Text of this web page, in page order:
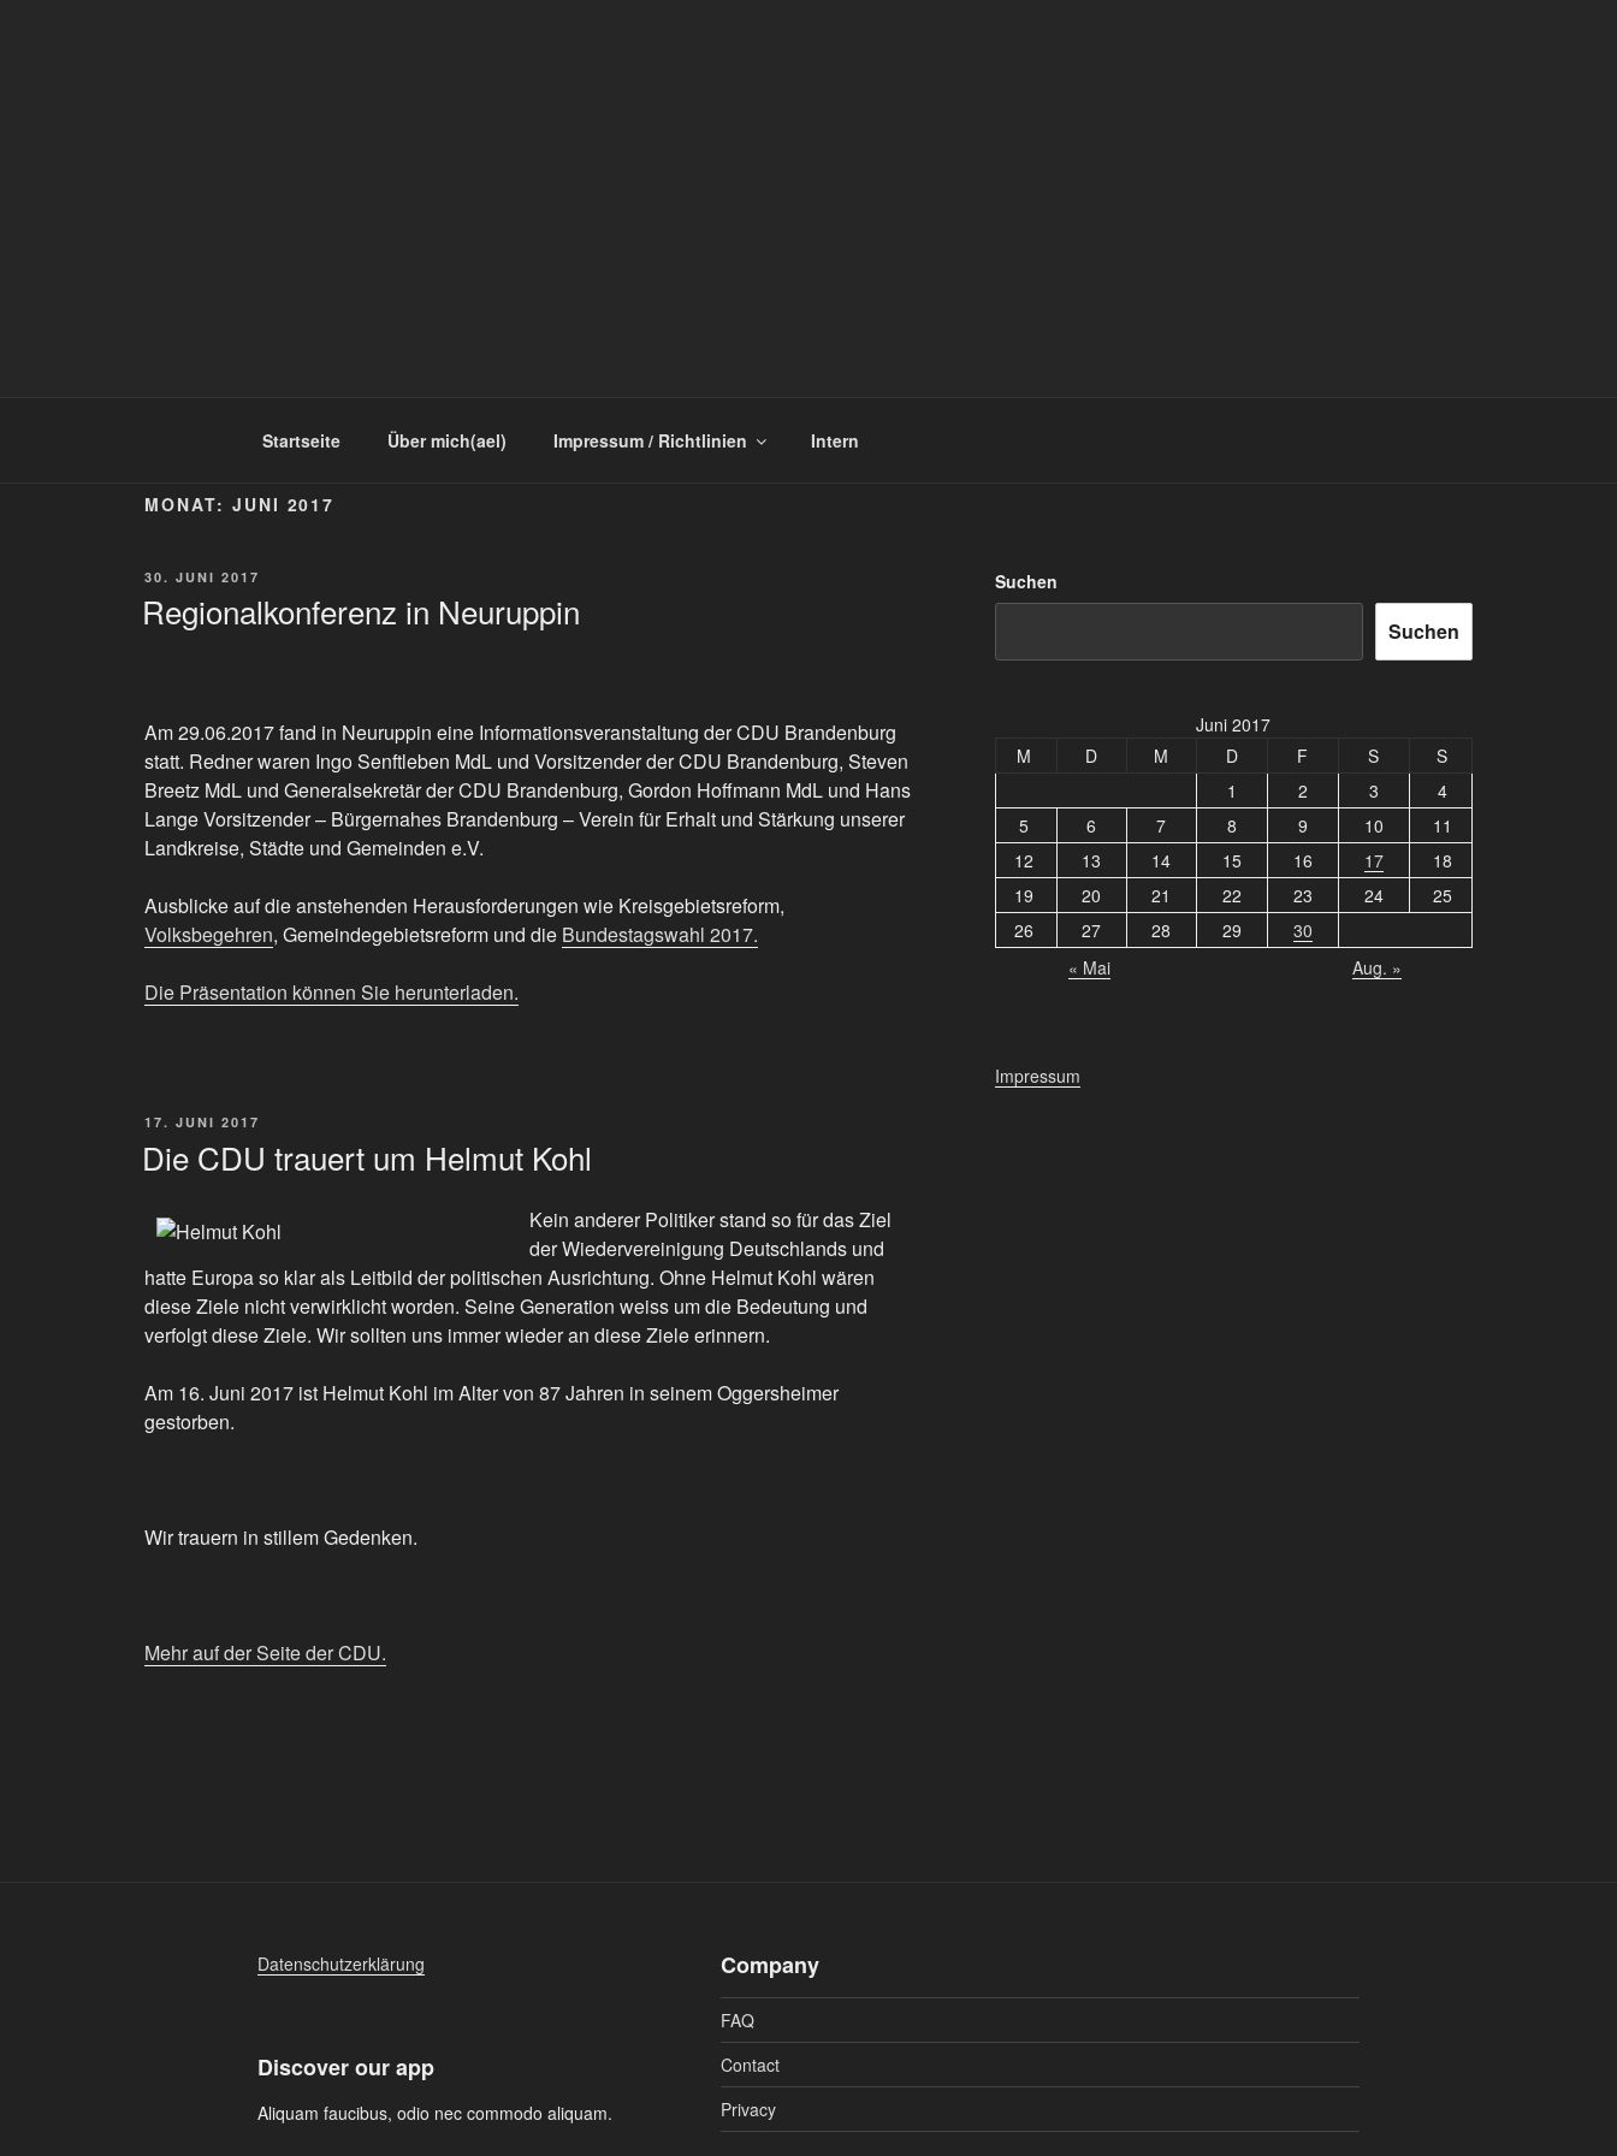
Startseite Über mich(ael) Impressum / Richtlinien Intern
MONAT: JUNI 2017
VERÖFFENTLICHT
30. JUNI 2017
Regionalkonferenz in Neuruppin
Am 29.06.2017 fand in Neuruppin eine Informationsveranstaltung der CDU Brandenburg
statt. Redner waren Ingo Senftleben MdL und Vorsitzender der CDU Brandenburg, Steven
Breetz MdL und Generalsekretär der CDU Brandenburg, Gordon Hoffmann MdL und Hans
Lange Vorsitzender – Bürgernahes Brandenburg – Verein für Erhalt und Stärkung unserer
Landkreise, Städte und Gemeinden e.V.
Ausblicke auf die anstehenden Herausforderungen wie Kreisgebietsreform,
Volksbegehren, Gemeindegebietsreform und die Bundestagswahl 2017.
Die Präsentation können Sie herunterladen.
VERÖFFENTLICHT
17. JUNI 2017
Die CDU trauert um Helmut Kohl
Kein anderer Politiker stand so für das Ziel
der Wiedervereinigung Deutschlands und
hatte Europa so klar als Leitbild der politischen Ausrichtung. Ohne Helmut Kohl wären
diese Ziele nicht verwirklicht worden. Seine Generation weiss um die Bedeutung und
verfolgt diese Ziele. Wir sollten uns immer wieder an diese Ziele erinnern.
Am 16. Juni 2017 ist Helmut Kohl im Alter von 87 Jahren in seinem Oggersheimer
gestorben.
Wir trauern in stillem Gedenken.
Mehr auf der Seite der CDU.
Suchen
Suchen
Juni 2017
M
D M D F S
S
1
2 3
4
5
6 7 8 9 10
11
12
13 14 15 16 17
18
19
20 21 22 23 24
25
26
27 28 29
30
« Mai
Aug. »
Impressum
Datenschutzerklärung
Discover our app
Aliquam faucibus, odio nec commodo aliquam.
Company
FAQ
Contact
Privacy